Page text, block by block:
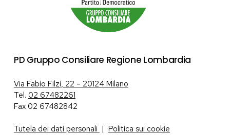
PD Gruppo Consiliare Regione Lombardia
Via Fabio Filzi, 22 – 20124 Milano
Tel. 02 67482261
Fax 02 67482842
Tutela dei dati personali | Politica sui cookie